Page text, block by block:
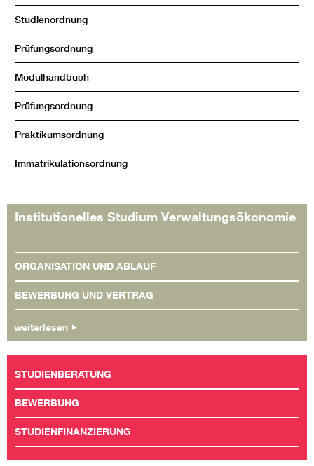
Studienordnung
Prüfungsordnung
Modulhandbuch
Prüfungsordnung
Praktikumsordnung
Immatrikulationsordnung
Institutionelles Studium Verwaltungsökonomie
ORGANISATION UND ABLAUF
BEWERBUNG UND VERTRAG
weiterlesen
STUDIENBERATUNG
BEWERBUNG
STUDIENFINANZIERUNG